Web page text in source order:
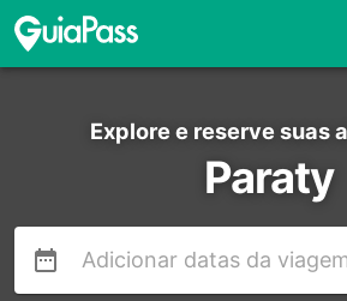
Explore e reserve suas
Paraty